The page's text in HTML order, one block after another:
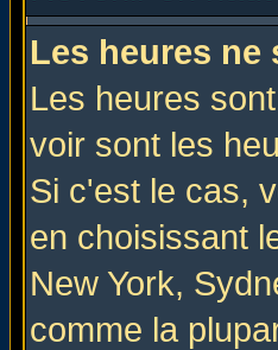
Les heures
Les heures
voir sont les
Si c'est le cas,
en choisissant
New York,
comme la